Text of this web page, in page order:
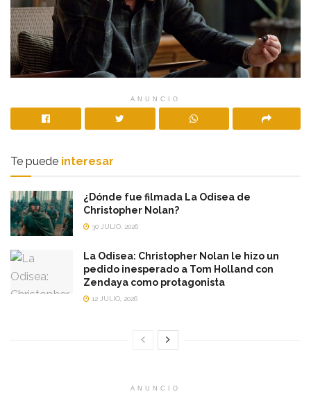
ANUNCIO
Te puede interesar
¿Dónde fue filmada La Odisea de
Christopher Nolan?
30 JULIO, 2026
La Odisea: Christopher Nolan le hizo un
pedido inesperado a Tom Holland con
Zendaya como protagonista
12 JULIO, 2026
ANUNCIO